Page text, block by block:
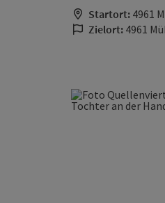
Startort: 4961
Zielort: 4961